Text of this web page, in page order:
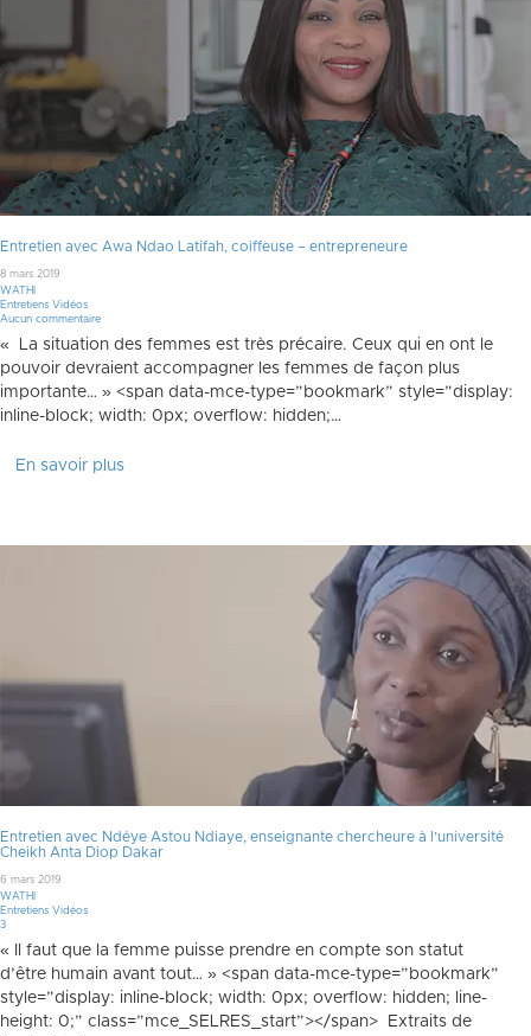
Entretien avec Awa Ndao Latifah, coiffeuse – entrepreneure
8 mars 2019
WATHI
Entretiens Vidéos
Aucun commentaire
« La situation des femmes est très précaire. Ceux qui en ont le
pouvoir devraient accompagner les femmes de façon plus
importante… » <span data-mce-type=”bookmark” style=”display:
inline-block; width: 0px; overflow: hidden;…
En savoir plus
Entretien avec Ndéye Astou Ndiaye, enseignante chercheure à l’université
Cheikh Anta Diop Dakar
6 mars 2019
WATHI
Entretiens Vidéos
3Commentaires
« Il faut que la femme puisse prendre en compte son statut
d’être humain avant tout… » <span data-mce-type=”bookmark”
style=”display: inline-block; width: 0px; overflow: hidden; line-
height: 0;” class=”mce_SELRES_start”> </span> Extraits de